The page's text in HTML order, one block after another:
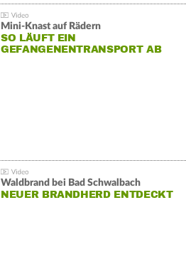
Mini-Knast auf Rädern
SO LÄUFT EIN
GEFANGENENTRANSPORT AB
Waldbrand bei Bad Schwalbach
NEUER BRANDHERD ENTDECKT